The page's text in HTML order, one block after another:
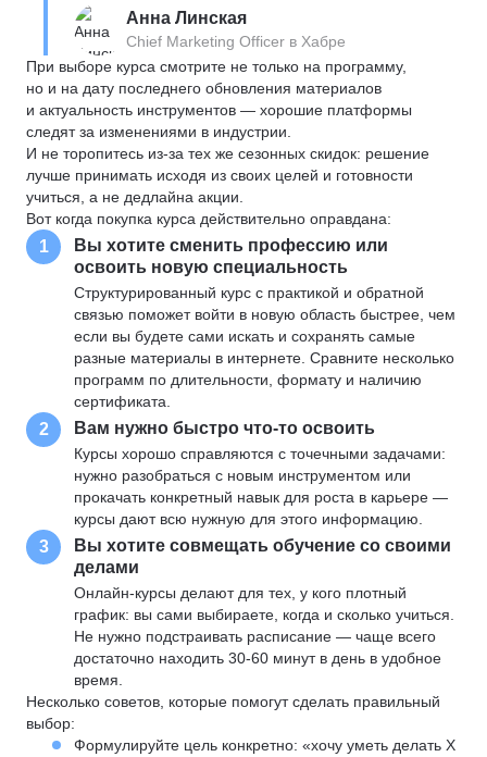
Анна Линская
Chief Marketing Officer в Хабре
При выборе курса смотрите не только на программу,
но и на дату последнего обновления материалов
и актуальность инструментов — хорошие платформы
следят за изменениями в индустрии.
И не торопитесь из-за тех же сезонных скидок: решение
лучше принимать исходя из своих целей и готовности
учиться, а не дедлайна акции.
Вот когда покупка курса действительно оправдана:
1
Вы хотите сменить профессию или
освоить новую специальность
Структурированный курс с практикой и обратной
связью поможет войти в новую область быстрее, чем
если вы будете сами искать и сохранять самые
разные материалы в интернете. Сравните несколько
программ по длительности, формату и наличию
сертификата.
2 Вам нужно быстро что-то освоить
Курсы хорошо справляются с точечными задачами:
нужно разобраться с новым инструментом или
прокачать конкретный навык для роста в карьере —
курсы дают всю нужную для этого информацию.
3
Вы хотите совмещать обучение со своими
делами
Онлайн-курсы делают для тех, у кого плотный
график: вы сами выбираете, когда и сколько учиться.
Не нужно подстраивать расписание — чаще всего
достаточно находить 30-60 минут в день в удобное
время.
Несколько советов, которые помогут сделать правильный
выбор:
Формулируйте цель конкретно: «хочу уметь делать X